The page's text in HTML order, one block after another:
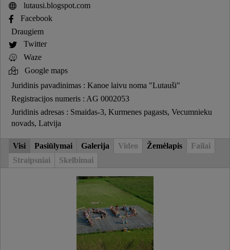
lutausi.blogspot.com
Facebook
Draugiem
Twitter
Waze
Google maps
Juridinis pavadinimas : Kanoe laivu noma "Lutauši"
Registracijos numeris : AG 0002053
Juridinis adresas : Smaidas-3, Kurmenes pagasts, Vecumnieku
novads, Latvija
Visi Pasiūlymai Galerija Video Žemėlapis
Failai
Straipsniai
Skelbimai